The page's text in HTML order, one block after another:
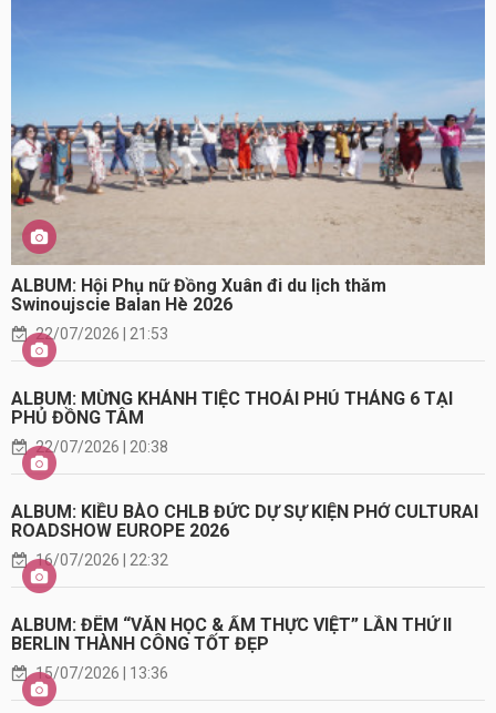
ALBUM: Hội Phụ nữ Đồng Xuân đi du lịch thăm
Swinoujscie Balan Hè 2026
22/07/2026 | 21:53
ALBUM: MỪNG KHÁNH TIỆC THOẢI PHỦ THÁNG 6 TẠI
PHỦ ĐỒNG TÂM
22/07/2026 | 20:38
ALBUM: KIỀU BÀO CHLB ĐỨC DỰ SỰ KIỆN PHỞ CULTURAI
ROADSHOW EUROPE 2026
16/07/2026 | 22:32
ALBUM: ĐÊM “VĂN HỌC & ẨM THỰC VIỆT” LẦN THỨ II
BERLIN THÀNH CÔNG TỐT ĐẸP
15/07/2026 | 13:36